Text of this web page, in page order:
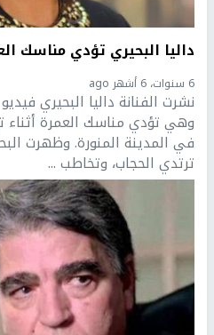
داليا البحيري تؤدي مناسك
6 سنوات، 6 أشهر ago
نشرت الفنانة داليا البحيري
وهي تؤدي مناسك العمرة أثناء
في المدينة المنورة. وظهرت
ترتدي الحجاب، وتخاطب ...